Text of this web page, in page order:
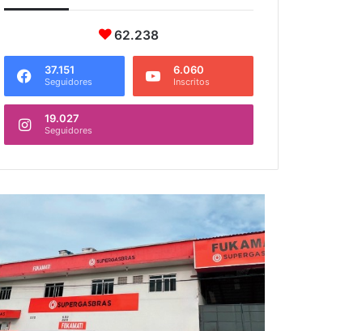
62.238
37.151
Seguidores
6.060
Inscritos
19.027
Seguidores